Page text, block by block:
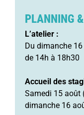
PLANNING
L’atelier :
Du dimanche
de 14h à 18h30
Accueil des
Samedi 15 août
dimanche 16